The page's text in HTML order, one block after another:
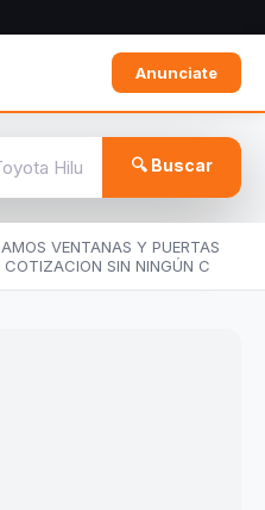
Anunciate
🔍 Buscar
VENTANAS Y PUERTAS
SIN NINGÚN C